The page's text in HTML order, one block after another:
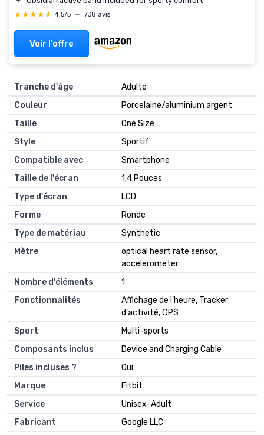
★★★★★
★★★★★ 4,5/5 — 738 avis
Voir l'offre
Tranche d'âge
‎Adulte
Couleur
‎Porcelaine/aluminium argent
Taille
‎One Size
Style
‎Sportif
Compatible avec
‎Smartphone
Taille de l'écran
‎1,4 Pouces
Type d'écran
‎LCD
Forme
‎Ronde
Type de matériau
‎Synthetic
Mètre
‎optical heart rate sensor,
accelerometer
Nombre d'éléments
‎1
Fonctionnalités
‎Affichage de l'heure, Tracker
d'activité, GPS
Sport
‎Multi-sports
Composants inclus
‎Device and Charging Cable
Piles incluses ?
‎Oui
Marque
‎Fitbit
Service
‎Unisex-Adult
Fabricant
‎Google LLC